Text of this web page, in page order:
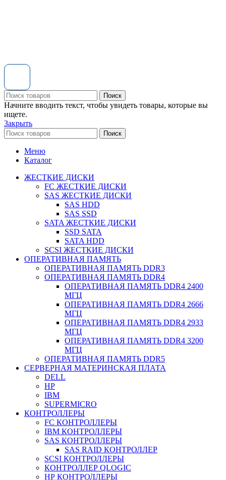
Поиск
Начните вводить текст, чтобы увидеть товары, которые вы
ищете.
Закрыть
Поиск
Меню
Каталог
ЖЕСТКИЕ ДИСКИ
FC ЖЕСТКИЕ ДИСКИ
SAS ЖЕСТКИЕ ДИСКИ
SAS HDD
SAS SSD
SATA ЖЕСТКИЕ ДИСКИ
SSD SATA
SATA HDD
SCSI ЖЕСТКИЕ ДИСКИ
ОПЕРАТИВНАЯ ПАМЯТЬ
ОПЕРАТИВНАЯ ПАМЯТЬ DDR3
ОПЕРАТИВНАЯ ПАМЯТЬ DDR4
ОПЕРАТИВНАЯ ПАМЯТЬ DDR4 2400
МГЦ
ОПЕРАТИВНАЯ ПАМЯТЬ DDR4 2666
МГЦ
ОПЕРАТИВНАЯ ПАМЯТЬ DDR4 2933
МГЦ
ОПЕРАТИВНАЯ ПАМЯТЬ DDR4 3200
МГЦ
ОПЕРАТИВНАЯ ПАМЯТЬ DDR5
СЕРВЕРНАЯ МАТЕРИНСКАЯ ПЛАТА
DELL
HP
IBM
SUPERMICRO
КОНТРОЛЛЕРЫ
FC КОНТРОЛЛЕРЫ
IBM КОНТРОЛЛЕРЫ
SAS КОНТРОЛЛЕРЫ
SAS RAID КОНТРОЛЛЕР
SCSI КОНТРОЛЛЕРЫ
КОНТРОЛЛЕР QLOGIC
НР КОНТРОЛЛЕРЫ